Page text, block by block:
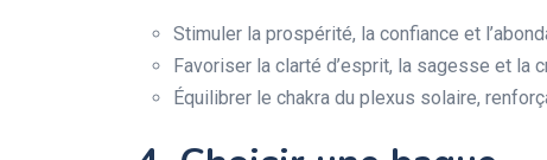
Stimuler la prospérité, la confiance et
Favoriser la clarté d’esprit, la sagesse et la
Équilibrer le chakra du plexus solaire,